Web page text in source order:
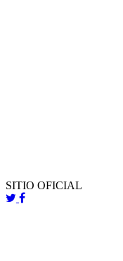
SITIO OFICIAL